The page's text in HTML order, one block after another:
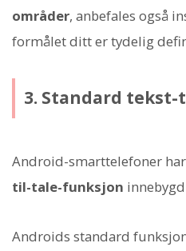
områder, anbefales også
formålet ditt er tydelig
3. Standard
Android-smarttelefoner har
til-tale-funksjon
Androids standard